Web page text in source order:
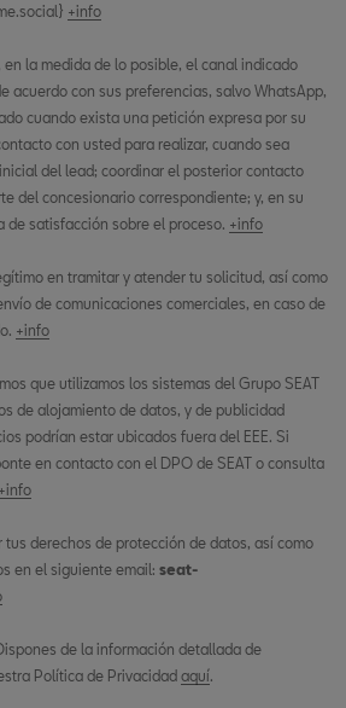
+info
en la medida de lo posible, el canal indicado
acuerdo con sus preferencias, salvo WhatsApp,
cuando exista una petición expresa por su
con usted para realizar, cuando sea
del lead; coordinar el posterior contacto
del concesionario correspondiente; y, en su
de satisfacción sobre el proceso. +info
en tramitar y atender tu solicitud, así como
de comunicaciones comerciales, en caso de
+info
que utilizamos los sistemas del Grupo SEAT
de alojamiento de datos, y de publicidad
podrían estar ubicados fuera del EEE. Si
en contacto con el DPO de SEAT o consulta
+info
tus derechos de protección de datos, así como
en el siguiente email: seat-
de la información detallada de
Política de Privacidad aquí